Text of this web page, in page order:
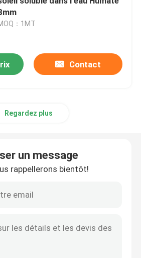
：1MT
Contact
Regardez plus
un message
rappellerons bientôt!